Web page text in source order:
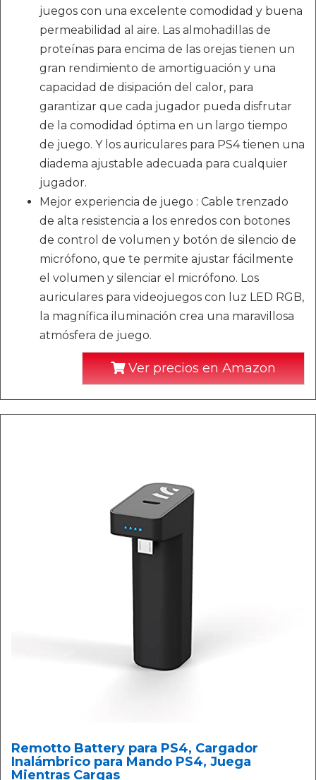
juegos con una excelente comodidad y buena
permeabilidad al aire. Las almohadillas de
proteínas para encima de las orejas tienen un
gran rendimiento de amortiguación y una
capacidad de disipación del calor, para
garantizar que cada jugador pueda disfrutar
de la comodidad óptima en un largo tiempo
de juego. Y los auriculares para PS4 tienen una
diadema ajustable adecuada para cualquier
jugador.
Mejor experiencia de juego : Cable trenzado
de alta resistencia a los enredos con botones
de control de volumen y botón de silencio de
micrófono, que te permite ajustar fácilmente
el volumen y silenciar el micrófono. Los
auriculares para videojuegos con luz LED RGB,
la magnífica iluminación crea una maravillosa
atmósfera de juego.
Ver precios en Amazon
Remotto Battery para PS4, Cargador
Inalámbrico para Mando PS4, Juega
Mientras Cargas